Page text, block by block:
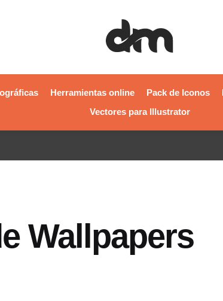
Herramientas online Pack de Iconos
Vectores para Illustrator
Wallpapers